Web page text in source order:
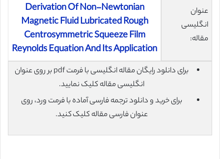
عنوان
انگلیسی
مقاله:
Derivation Of Non-Newtonian
Magnetic Fluid Lubricated Rough
Centrosymmetric Squeeze Film
Reynolds Equation And Its Application
برای دانلود رایگان مقاله انگلیسی با فرمت pdf بر روی عنوان
انگلیسی مقاله کلیک نمایید.
برای خرید و دانلود ترجمه فارسی آماده با فرمت ورد، روی
عنوان فارسی مقاله کلیک کنید.